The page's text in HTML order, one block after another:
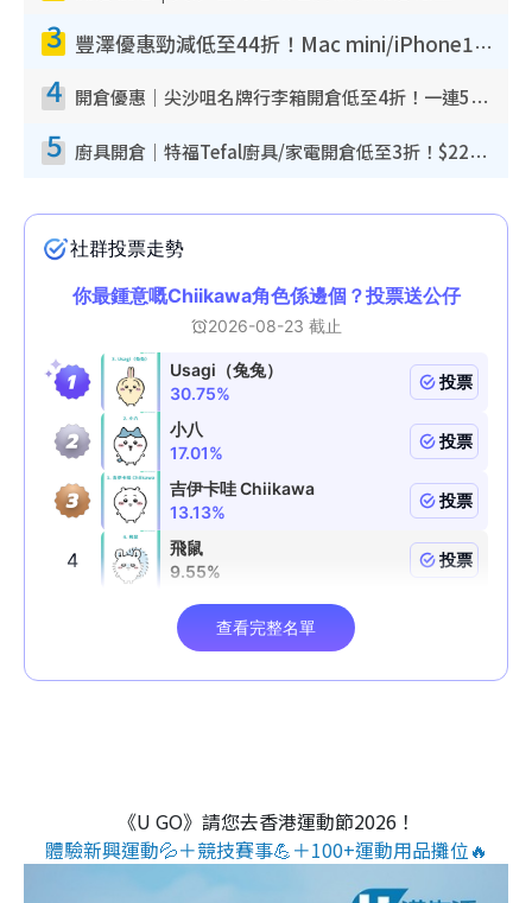
3 豐澤優惠勁減低至44折！Mac mini/iPhone17Pro大減價！廚房家電$220起
4 開倉優惠｜尖沙咀名牌行李箱開倉低至4折！一連5日 American Tourister/ace./Hallmark $200起！
5 廚具開倉｜特福Tefal廚具/家電開倉低至3折！$220起買平底鍋/炒鑊/湯煲！電飯煲/吸塵機/燙斗$418起
《U GO》請您去香港運動節2026！
體驗新興運動💦＋競技賽事💪＋100+運動用品攤位🔥